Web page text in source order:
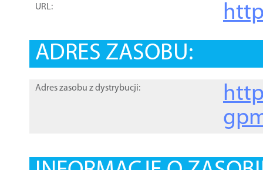
URL:
ADRES ZASOBU:
Adres zasobu z dystrybucji: